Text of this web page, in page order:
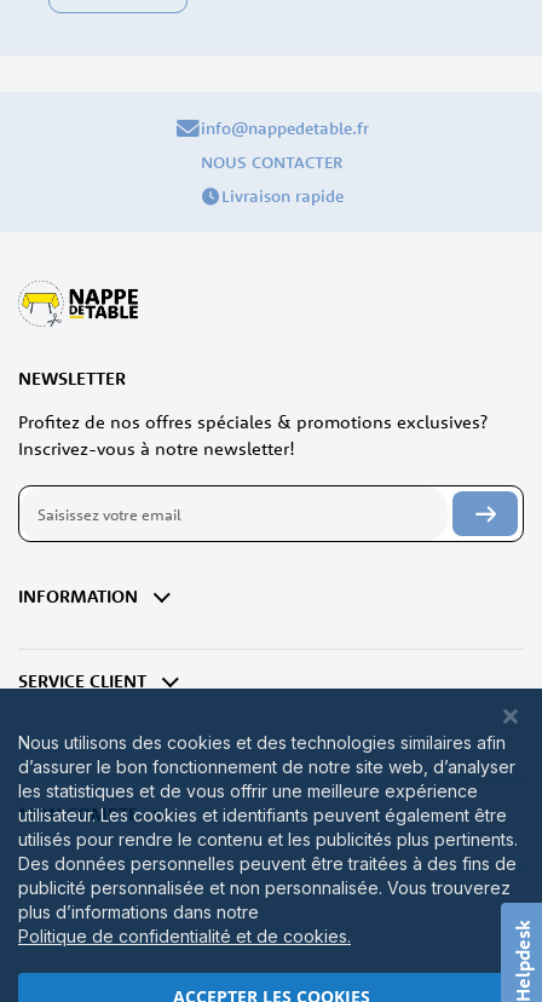
Helpdesk
info@nappedetable.fr
NOUS CONTACTER
Livraison rapide
NEWSLETTER
Profitez de nos offres spéciales & promotions exclusives?
Inscrivez-vous à notre newsletter!
Inscription
notre
d’information
INFORMATION
SERVICE CLIENT
MON COMPTE
Nous utilisons des cookies et des technologies similaires afin
d’assurer le bon fonctionnement de notre site web, d’analyser
les statistiques et de vous offrir une meilleure expérience
utilisateur. Les cookies et identifiants peuvent également être
utilisés pour rendre le contenu et les publicités plus pertinents.
Des données personnelles peuvent être traitées à des fins de
publicité personnalisée et non personnalisée. Vous trouverez
plus d’informations dans notre
Politique de confidentialité et de cookies.
ACCEPTER LES COOKIES